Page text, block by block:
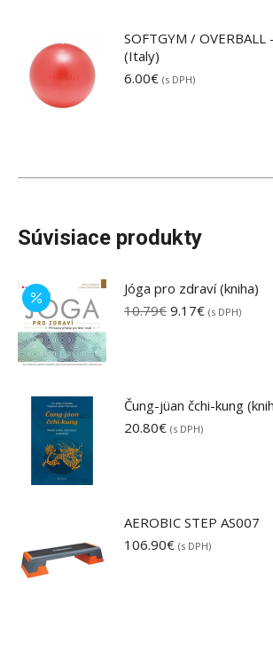
SOFTGYM /
(Italy)
6.00€ (s DPH)
Súvisiace produkty
Jóga pro zdraví (kniha)
10.79€ Pôvodná
9.17€Aktuálna
(s DPH)
Čung-jüan čchi-kung
20.80€ (s DPH)
AEROBIC STEP AS007
106.90€ (s DPH)